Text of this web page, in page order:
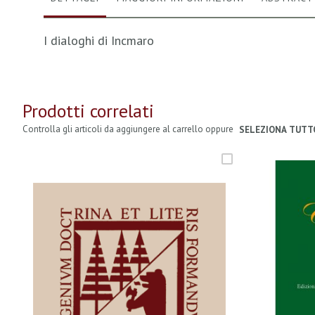
I dialoghi di Incmaro
Prodotti correlati
Controlla gli articoli da aggiungere al carrello oppure SELEZIONA